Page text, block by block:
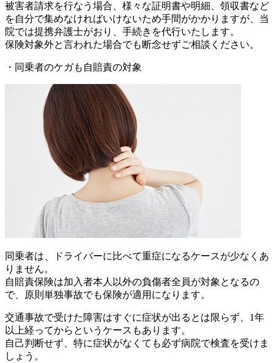
被害者請求を行なう場合、様々な証明書や明細、領収書など
を自分で集めなければいけないため手間がかかりますが、当
院では提携弁護士がおり、手続きを代行いたします。
保険対象外と言われた場合でも断念せずご相談ください。
・同乗者のケガも自賠責の対象
同乗者は、ドライバーに比べて重症になるケースが少なくあ
りません。
自賠責保険は加入者本人以外の負傷者全員が対象となるの
で、原則単独事故でも保険が適用になります。
交通事故で受けた障害はすぐに症状が出るとは限らず、1年
以上経ってからというケースもあります。
自己判断せず、特に症状がなくても必ず病院で検査を受けま
しょう。